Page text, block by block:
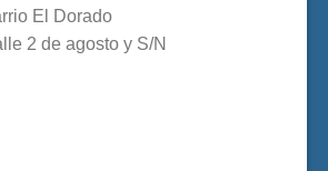
El Dorado
2 de agosto y S/N